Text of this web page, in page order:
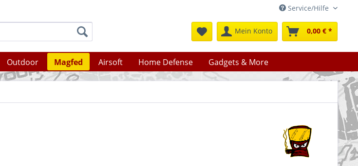
Service/Hilfe
Mein Konto 0,00 € *
Outdoor Magfed Airsoft Home Defense Gadgets & More